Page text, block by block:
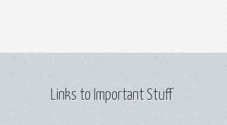
Links to Important Stuff